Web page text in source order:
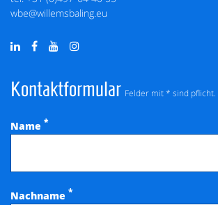
Kontaktformular Felder mit * sind pflicht.
Name *
Nachname *
wbe@willemsbaling.eu